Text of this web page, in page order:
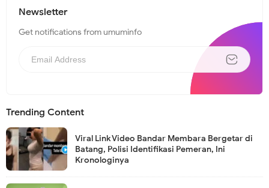
Newsletter
Get notifications from umuminfo
Trending Content
Viral Link Video Bandar Membara Bergetar di
Batang, Polisi Identifikasi Pemeran, Ini
Kronologinya